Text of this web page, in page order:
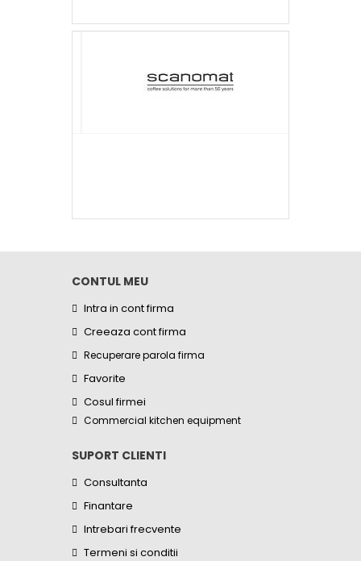
CONTUL MEU
Intra in cont firma
Creeaza cont firma
Recuperare parola firma
Favorite
Cosul firmei
Commercial kitchen equipment
SUPORT CLIENTI
Consultanta
Finantare
Intrebari frecvente
Termeni si conditii